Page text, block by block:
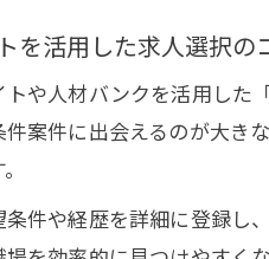
を活用した求人選択の
や人材バンクを活用した
案件に出会えるのが大き
件や経歴を詳細に登録し